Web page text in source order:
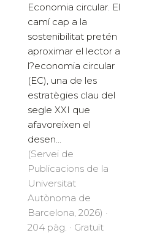
Economia circular. El
camí cap a la
sostenibilitat pretén
aproximar el lector a
l?economia circular
(EC), una de les
estratègies clau del
segle XXI que
afavoreixen el
desen...
(Servei de
Publicacions de la
Universitat
Autònoma de
Barcelona, 2026) ·
204 pàg. · Gratuït